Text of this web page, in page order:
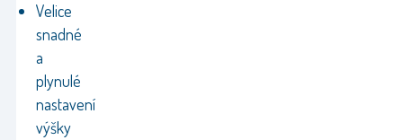
Velice
snadné
a
plynulé
nastavení
výšky